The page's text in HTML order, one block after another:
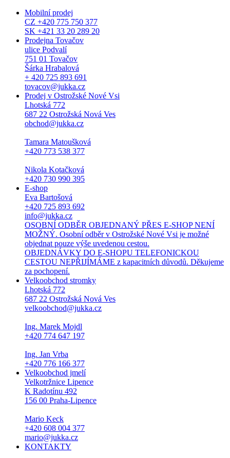
Mobilní prodej
CZ +420 775 750 377
SK +421 33 20 289 20
Prodejna Tovačov
ulice Podvalí
751 01 Tovačov
Šárka Hrabalová
+ 420 725 893 691
tovacov@jukka.cz
Prodej v Ostrožské Nové Vsi
Lhotská 772
687 22 Ostrožská Nová Ves
obchod@jukka.cz
Tamara Matoušková
+420 773 538 377
Nikola Kotačková
+420 730 990 395
E-shop
Eva Bartošová
+420 725 893 692
info@jukka.cz
OSOBNÍ ODBĚR OBJEDNANÝ PŘES E-SHOP NENÍ
MOŽNÝ. Osobní odběr v Ostrožské Nové Vsi je možné
objednat pouze výše uvedenou cestou.
OBJEDNÁVKY DO E-SHOPU TELEFONICKOU
CESTOU NEPŘIJÍMÁME z kapacitních důvodů. Děkujeme
za pochopení.
Velkoobchod stromky
Lhotská 772
687 22 Ostrožská Nová Ves
velkoobchod@jukka.cz
Ing. Marek Mojdl
+420 774 647 197
Ing. Jan Vrba
+420 776 166 377
Velkoobchod jmelí
Velkotržnice Lipence
K Radotínu 492
156 00 Praha-Lipence
Mario Keck
+420 608 004 377
mario@jukka.cz
KONTAKTY